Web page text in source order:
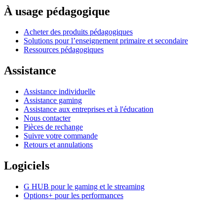
À usage pédagogique
Acheter des produits pédagogiques
Solutions pour l’enseignement primaire et secondaire
Ressources pédagogiques
Assistance
Assistance individuelle
Assistance gaming
Assistance aux entreprises et à l'éducation
Nous contacter
Pièces de rechange
Suivre votre commande
Retours et annulations
Logiciels
G HUB pour le gaming et le streaming
Options+ pour les performances